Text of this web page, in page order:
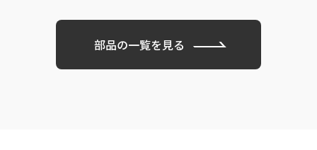
部品の一覧を見る